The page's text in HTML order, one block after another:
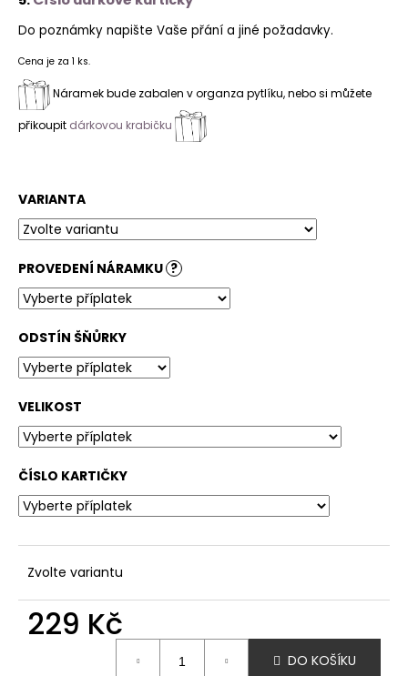
Do poznámky napište Vaše přání a jiné požadavky.
Cena je za 1 ks.
Náramek bude zabalen v organza pytlíku, nebo si můžete
přikoupit dárkovou krabičku
VARIANTA
PROVEDENÍ NÁRAMKU ?
ODSTÍN ŠŇŮRKY
VELIKOST
ČÍSLO KARTIČKY
Zvolte variantu
229 Kč
DO KOŠÍKU